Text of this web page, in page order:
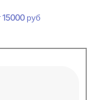
15000 руб